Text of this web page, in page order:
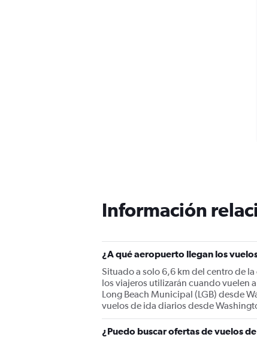
Información
¿A qué aeropuerto llegan los
Situado a solo 6,6 km del centro de
los viajeros utilizarán cuando vuelen
Long Beach Municipal (LGB) desde
vuelos de ida diarios desde
¿Puedo buscar ofertas de vuelos